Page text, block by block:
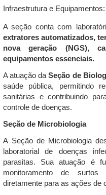
Infraestrutura e Equipamentos:
A seção conta com
extratores automatizados,
nova geração (NGS),
equipamentos essenciais.
A atuação daSeção de
saúde pública, permitindo
sanitárias e contribuindo
controle de doenças.
Seção de Microbiologia
A Seção de Microbiologia
laboratorial de doenças
parasitas. Sua atuação é
monitoramento de surtos
diretamente para as ações de